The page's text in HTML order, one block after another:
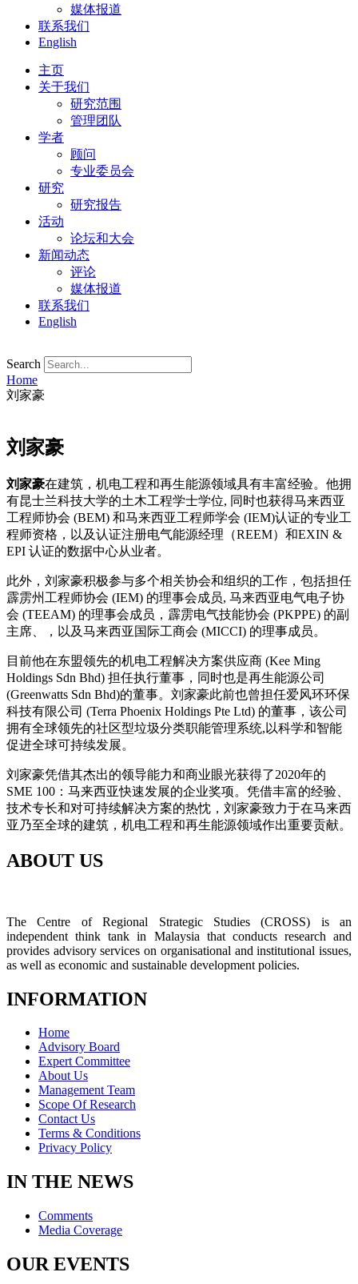
媒体报道
联系我们
English
主页
关于我们
研究范围
管理团队
学者
顾问
专业委员会
研究
研究报告
活动
论坛和大会
新闻动态
评论
媒体报道
联系我们
English
Search
Home
刘家豪
刘家豪
刘家豪在建筑，机电工程和再生能源领域具有丰富经验。他拥
有昆士兰科技大学的土木工程学士学位, 同时也获得马来西亚
工程师协会 (BEM) 和马来西亚工程师学会 (IEM)认证的专业工
程师资格，以及认证注册电气能源经理（REEM）和EXIN &
EPI 认证的数据中心从业者。
此外，刘家豪积极参与多个相关协会和组织的工作，包括担任
霹雳州工程师协会 (IEM) 的理事会成员, 马来西亚电气电子协
会 (TEEAM) 的理事会成员，霹雳电气技能协会 (PKPPE) 的副
主席、，以及马来西亚国际工商会 (MICCI) 的理事成员。
目前他在东盟领先的机电工程解决方案供应商 (Kee Ming
Holdings Sdn Bhd) 担任执行董事，同时也是再生能源公司
(Greenwatts Sdn Bhd)的董事。刘家豪此前也曾担任爱风环环保
科技有限公司 (Terra Phoenix Holdings Pte Ltd) 的董事，该公司
拥有全球领先的社区型垃圾分类职能管理系统,以科学和智能
促进全球可持续发展。
刘家豪凭借其杰出的领导能力和商业眼光获得了2020年的
SME 100：马来西亚快速发展的企业奖项。凭借丰富的经验、
技术专长和对可持续解决方案的热忱，刘家豪致力于在马来西
亚乃至全球的建筑，机电工程和再生能源领域作出重要贡献。
ABOUT US
The Centre of Regional Strategic Studies (CROSS) is an
independent think tank in Malaysia that conducts research and
provides advisory services on organisational and institutional issues,
as well as economic and sustainable development policies.
INFORMATION
Home
Advisory Board
Expert Committee
About Us
Management Team
Scope Of Research
Contact Us
Terms & Conditions
Privacy Policy
IN THE NEWS
Comments
Media Coverage
OUR EVENTS